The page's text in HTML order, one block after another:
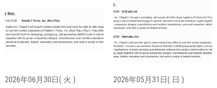
2026年06月30日( 火 ) 2026年05月31日( 日 )